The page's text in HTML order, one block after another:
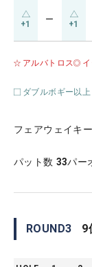
+1 ー +1
アルバトロス
ダブルボギー以上
フェアウェイキ
パット数 33パー
ROUND3 9